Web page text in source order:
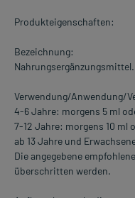
Produkteigenschaften:
Bezeichnung:
Nahrungsergänzungsmittel.
Verwendung/Anwendung/
4-6 Jahre: morgens 5 ml
7-12 Jahre: morgens 10 ml
ab 13 Jahre und
Die angegebene
überschritten werden.